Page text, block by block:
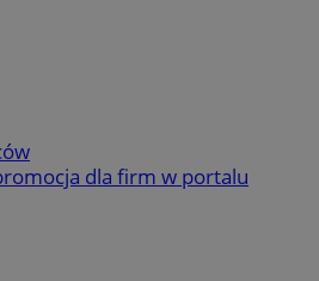
dla firm w portalu